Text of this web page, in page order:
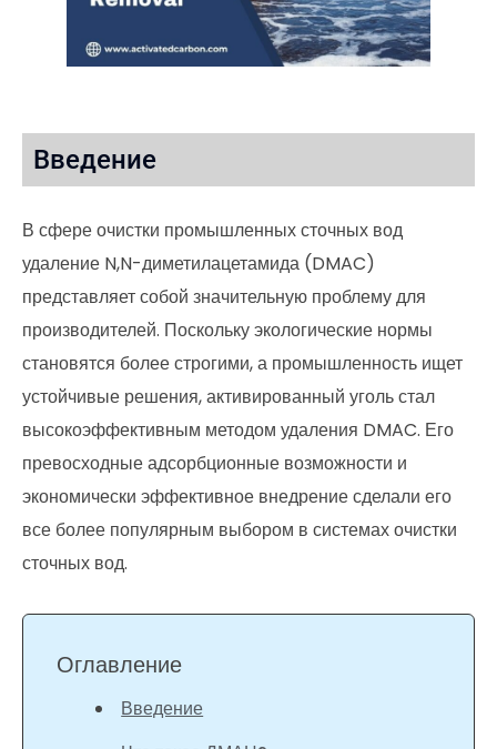
Введение
В сфере очистки промышленных сточных вод
удаление N,N-диметилацетамида (DMAC)
представляет собой значительную проблему для
производителей. Поскольку экологические нормы
становятся более строгими, а промышленность ищет
устойчивые решения, активированный уголь стал
высокоэффективным методом удаления DMAC. Его
превосходные адсорбционные возможности и
экономически эффективное внедрение сделали его
все более популярным выбором в системах очистки
сточных вод.
Оглавление
Введение